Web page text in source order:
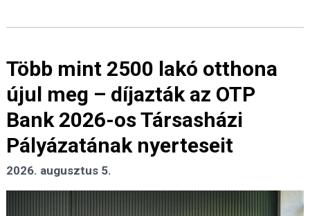
Több mint 2500 lakó otthona
újul meg – díjazták az OTP
Bank 2026-os Társasházi
Pályázatának nyerteseit
2026. augusztus 5.